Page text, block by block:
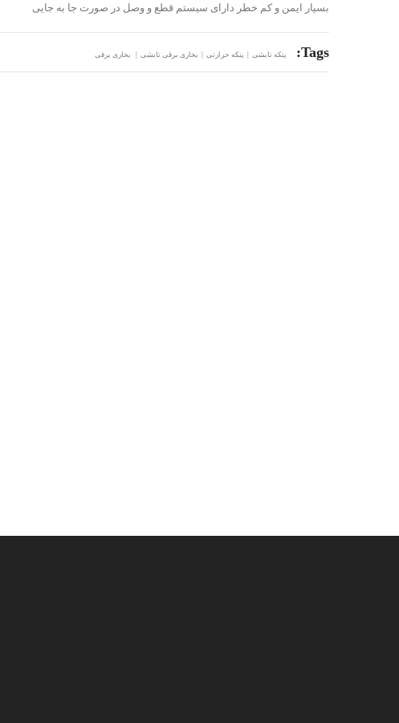
بسیار ایمن و کم خطر دارای سیستم قطع و وصل در صورت جا به جایی
Tags: پنکه تابشی | پنکه حرارتی | بخاری برقی تابشی | بخاری برقی